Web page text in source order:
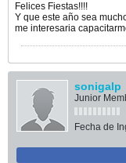
Felices Fiestas!!!!
Y que este año sea
me interesaria
sonigalp
Junior
Fecha de